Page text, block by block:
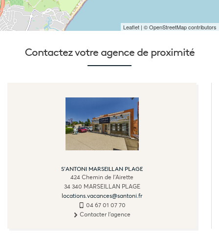
Leaflet | © OpenStreetMap contributors
Contactez votre agence de proximité
S'ANTONI MARSEILLAN PLAGE
424 Chemin de l'Airette
34 340 MARSEILLAN PLAGE
locations.vacances@santoni.fr
04 67 01 07 70
Contacter l'agence